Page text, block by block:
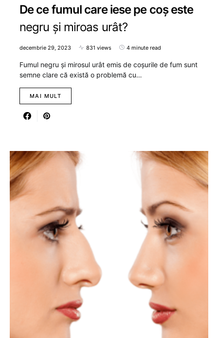
De ce fumul care iese pe coș este
negru și miroas urât?
decembrie 29, 2023 831 views 4 minute read
Fumul negru și mirosul urât emis de coșurile de fum sunt
semne clare că există o problemă cu…
MAI MULT